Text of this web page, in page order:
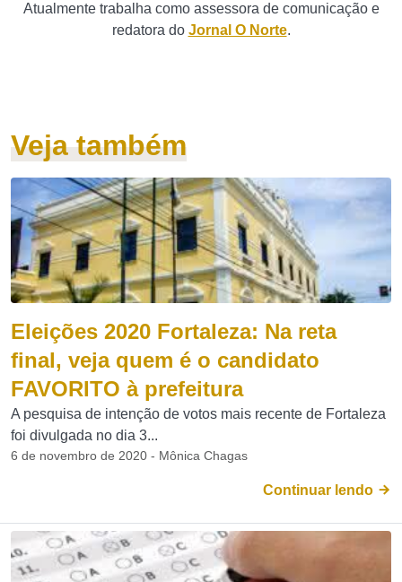
Atualmente trabalha como assessora de comunicação e
redatora do Jornal O Norte.
Veja também
Eleições 2020 Fortaleza: Na reta
final, veja quem é o candidato
FAVORITO à prefeitura
A pesquisa de intenção de votos mais recente de Fortaleza
foi divulgada no dia 3...
6 de novembro de 2020 - Mônica Chagas
Continuar lendo